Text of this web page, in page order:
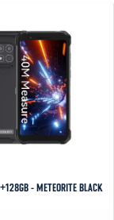
- METEORITE BLACK